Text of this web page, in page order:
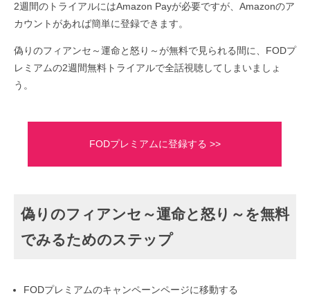
2週間のトライアルにはAmazon Payが必要ですが、Amazonのア
カウントがあれば簡単に登録できます。
偽りのフィアンセ～運命と怒り～が無料で見られる間に、FODプ
レミアムの2週間無料トライアルで全話視聴してしまいましょ
う。
FODプレミアムに登録する >>
偽りのフィアンセ～運命と怒り～を無料
でみるためのステップ
FODプレミアムのキャンペーンページに移動する